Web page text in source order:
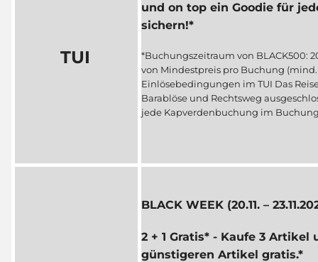
TUI
und on top ein Goodie für
sichern!*
*Buchungszeitraum von BLACK500:
von Mindestpreis pro Buchung
Einlösebedingungen im TUI Das
Barablöse und Rechtsweg
jede Kapverdenbuchung im
BLACK WEEK (20.11. –
2 + 1 Gratis* - Kaufe 3 Artikel
günstigeren Artikel gratis.*